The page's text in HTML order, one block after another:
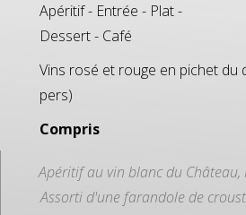
Apéritif - Entrée - Plat -
Dessert - Café
Vins rosé et rouge en pichet du
pers)
Compris
Apéritif au vin blanc du Château,
Assorti d'une farandole de